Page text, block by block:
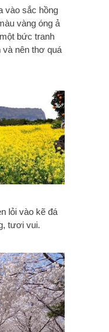
vào sắc hồng
vàng óng ả
bức tranh
và nên thơ quá
lỏi vào kẽ đá
tươi vui.